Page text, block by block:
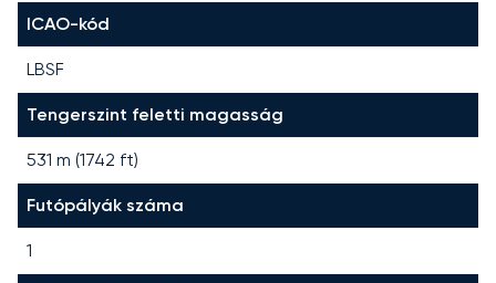
ICAO-kód
LBSF
Tengerszint feletti magasság
531 m (1742 ft)
Futópályák száma
1